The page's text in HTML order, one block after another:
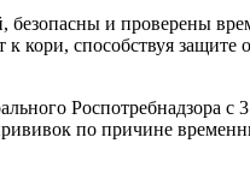
и проверены
кори, способствуя
Роспотребнадзора с
по причине